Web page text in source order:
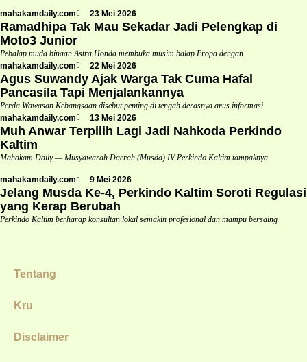
mahakamdaily.com 23 Mei 2026
Ramadhipa Tak Mau Sekadar Jadi Pelengkap di
Moto3 Junior
Pebalap muda binaan Astra Honda membuka musim balap Eropa dengan
mahakamdaily.com
22 Mei 2026
Agus Suwandy Ajak Warga Tak Cuma Hafal
Pancasila Tapi Menjalankannya
Perda Wawasan Kebangsaan disebut penting di tengah derasnya arus informasi
mahakamdaily.com
13 Mei 2026
Muh Anwar Terpilih Lagi Jadi Nahkoda Perkindo
Kaltim
Mahakam Daily — Musyawarah Daerah (Musda) IV Perkindo Kaltim tampaknya
mahakamdaily.com 9 Mei 2026
Jelang Musda Ke-4, Perkindo Kaltim Soroti Regulasi
yang Kerap Berubah
Perkindo Kaltim berharap konsultan lokal semakin profesional dan mampu bersaing
Tentang
Kru
Disclaimer